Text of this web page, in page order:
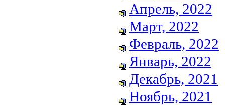
Апрель, 2022
Март, 2022
Февраль, 2022
Январь, 2022
Декабрь, 2021
Ноябрь, 2021